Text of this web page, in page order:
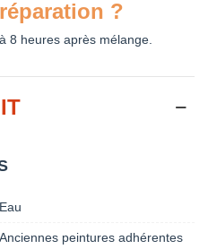
?
8 heures après mélange.
Eau
Anciennes peintures adhérentes